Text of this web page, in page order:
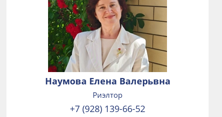
Наумова Елена Валерьвна
Риэлтор
+7 (928) 139-66-52